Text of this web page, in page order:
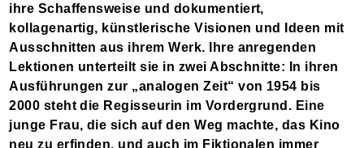
ihre Schaffensweise und dokumentiert,
kollagenartig, künstlerische Visionen und Ideen mit
Ausschnitten aus ihrem Werk. Ihre anregenden
Lektionen unterteilt sie in zwei Abschnitte: In ihren
Ausführungen zur „analogen Zeit“ von 1954 bis
2000 steht die Regisseurin im Vordergrund. Eine
junge Frau, die sich auf den Weg machte, das Kino
neu zu erfinden, und auch im Fiktionalen immer